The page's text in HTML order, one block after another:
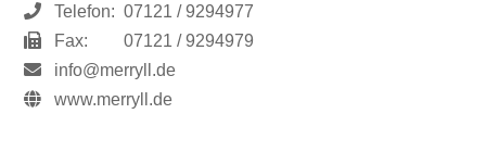
Telefon: 07121 / 9294977
Fax:
07121 / 9294979
info@merryll.de
www.merryll.de